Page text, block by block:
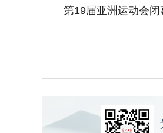
第19届亚洲运动会闭